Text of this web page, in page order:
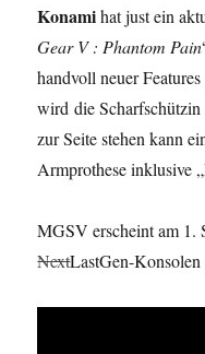
Konamihat just ein
Gear V : Phantom Pain
handvoll neuer
wird die
zur Seite stehen kann
Armprothese inklusive
MGSV erscheint am 1.
NextLastGen-Konsolen